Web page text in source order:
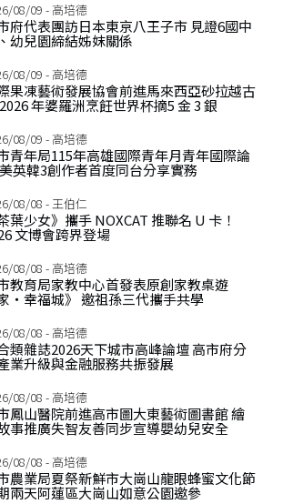
08/09 - 高培德
府代表團訪日本東京八王子市 見證6國中
幼兒園締結姊妺關係
08/09 - 高培德
果凍藝術發展協會前進馬來西亞砂拉越古
年婆羅洲烹飪世界杯摘5 金 3 銀
08/09 - 高培德
青年局115年高雄國際青年月青年國際論
英韓3創作者首度同台分享實務
08/08 - 王伯仁
葉少女》攜手 NOXCAT 推聯名 U 卡！
文博會跨界登場
08/08 - 高培德
教育局家教中心首發表原創家教桌遊
家‧幸福城》 邀祖孫三代攜手共學
08/08 - 高培德
類雜誌2026天下城市高峰論壇 高市府分
業升級與金融服務共振發展
08/08 - 高培德
鳳山醫院前進高市圖大東藝術圖書館 繪
事推廣失智友善同步宣導嬰幼兒安全
08/08 - 高培德
農業局夏祭新鮮市大崗山龍眼蜂蜜文化節
兩天阿蓮區大崗山如意公園邀參